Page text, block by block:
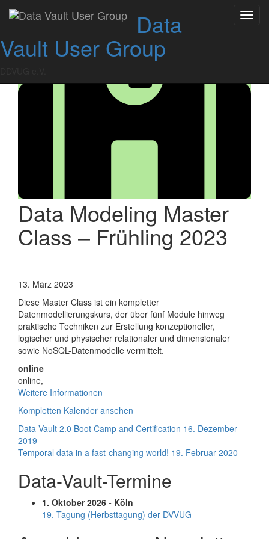
Data
Vault User Group
Data Modeling Master
Class – Frühling 2023
Modeling
Class
–
Frühling
2023
13. März 2023
Diese Master Class ist ein kompletter
Datenmodellierungskurs, der über fünf Module hinweg
praktische Techniken zur Erstellung konzeptioneller,
logischer und physischer relationaler und dimensionaler
sowie NoSQL-Datenmodelle vermittelt.
online
online,
Weitere Informationen
Kompletten Kalender ansehen
Beitragsnavigation
Data Vault 2.0 Boot Camp and Certification 16. Dezember
2019
Temporal data in a fast-changing world! 19. Februar 2020
Data-Vault-Termine
1. Oktober 2026 - Köln
19. Tagung (Herbsttagung) der DVVUG